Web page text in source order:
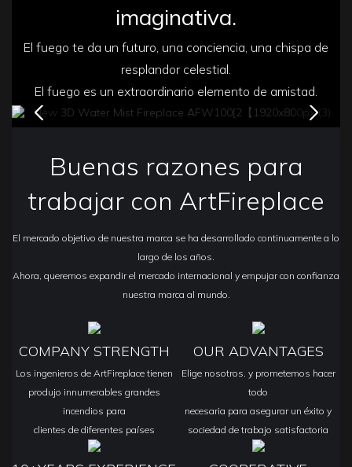
imaginativa.
El fuego te da un futuro, una conciencia, una chispa de
resplandor celestial.
El fuego es un extraordinario elemento de amistad.
Buenas razones para
trabajar con ArtFireplace
El mercado objetivo de nuestra marca se ha desarrollado continuamente a lo
largo de los años.
Ahora, queremos expandir el mercado internacional y empujar con confianza
nuestra marca al mundo.
COMPANY STRENGTH
Los ingenieros de ArtFireplace tienen
produjo innumerables grandes
incendios para
clientes de diferentes países
OUR ADVANTAGES
Elige nosotros. y prometemos hacer
todo
necesaria para asegurar un éxito y
sociedad de trabajo satisfactoria